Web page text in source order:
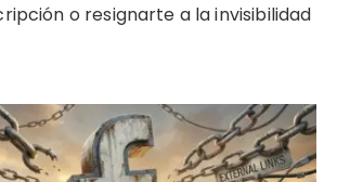
o resignarte a la invisibilidad